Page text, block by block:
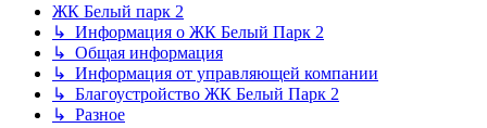
ЖК Белый парк 2
↳ Информация о ЖК Белый Парк 2
↳ Общая информация
↳ Информация от управляющей компании
↳ Благоустройство ЖК Белый Парк 2
↳ Разное